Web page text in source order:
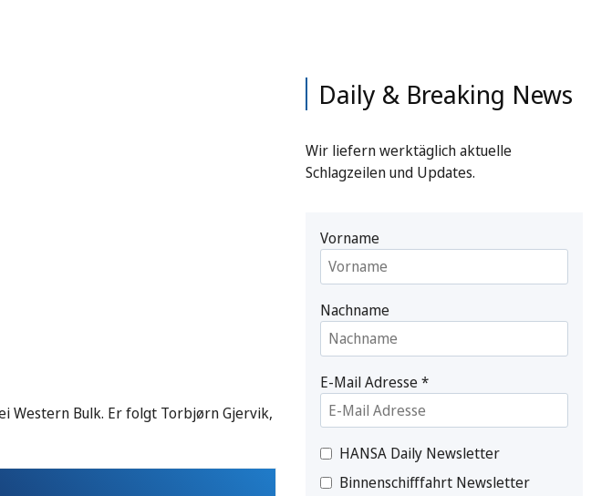
Western Bulk. Er folgt Torbjørn Gjervik,
Daily & Breaking News
Wir liefern werktäglich aktuelle
Schlagzeilen und Updates.
Vorname
Nachname
E-Mail Adresse*
HANSA Daily Newsletter
Binnenschifffahrt Newsletter